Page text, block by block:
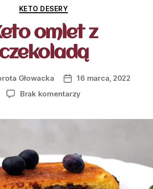
KETO DESERY
omlet z
Głowacka
16 marca, 2022
Brak komentarzy